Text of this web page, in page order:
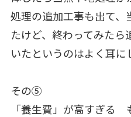
処理の追加工事も出て、
たけど、終わってみたら
いたというのはよく耳に
その⑤
「養生費」が高すぎる